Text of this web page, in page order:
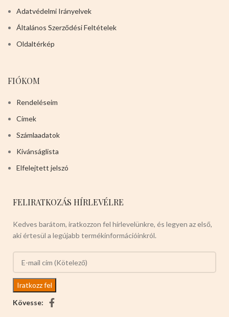
Adatvédelmi Irányelvek
Általános Szerződési Feltételek
Oldaltérkép
FIÓKOM
Rendeléseim
Címek
Számlaadatok
Kívánságlista
Elfelejtett jelszó
FELIRATKOZÁS HÍRLEVÉLRE
Kedves barátom, iratkozzon fel hírlevelünkre, és legyen az első,
aki értesül a legújabb termékinformációinkról.
Kövesse: